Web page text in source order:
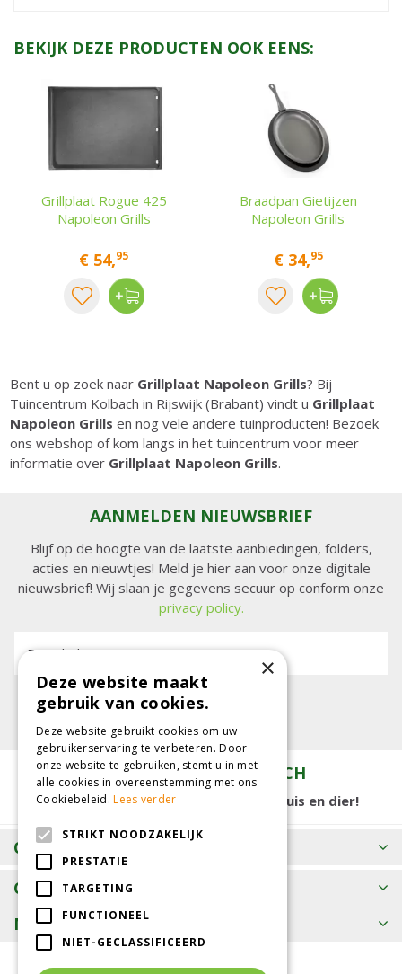
BEKIJK DEZE PRODUCTEN OOK EENS:
Grillplaat Rogue 425
Napoleon Grills
€ 54,95
Braadpan Gietijzen
Napoleon Grills
€ 34,95
Bent u op zoek naar Grillplaat Napoleon Grills? Bij
Tuincentrum Kolbach in Rijswijk (Brabant) vindt u Grillplaat
Napoleon Grills en nog vele andere tuinproducten! Bezoek
ons webshop of kom langs in het tuincentrum voor meer
informatie over Grillplaat Napoleon Grills.
AANMELDEN NIEUWSBRIEF
Blijf op de hoogte van de laatste aanbiedingen, folders,
acties en nieuwtjes! Meld je hier aan voor onze digitale
nieuwsbrief! Wij slaan je gegevens secuur op conform onze
privacy policy.
E-mailadres:
TUINCENTRUM KOLBACH
15.000 m2 winkelplezier voor tuin, huis en dier!
OPENINGSTIJDEN
CONTACT
MEER INFORMATIE
×
Deze website maakt
gebruik van cookies.
Deze website gebruikt cookies om uw
gebruikerservaring te verbeteren. Door
onze website te gebruiken, stemt u in met
alle cookies in overeenstemming met ons
Cookiebeleid.Lees verder
STRIKT NOODZAKELIJK
PRESTATIE
TARGETING
FUNCTIONEEL
NIET-GECLASSIFICEERD